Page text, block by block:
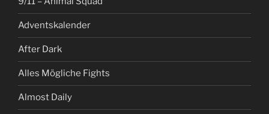
Adventskalender
After Dark
Alles Mögliche Fights
Almost Daily